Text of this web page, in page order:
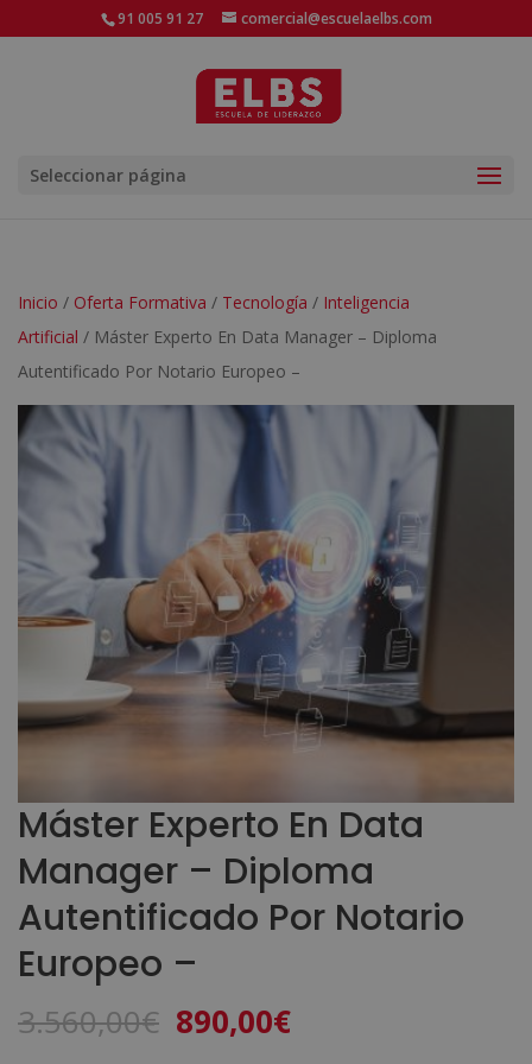
91 005 91 27 comercial@escuelaelbs.com
Seleccionar página
Inicio / Oferta Formativa / Tecnología / Inteligencia
Artificial / Máster Experto En Data Manager – Diploma
Autentificado Por Notario Europeo –
Máster Experto En Data
Manager – Diploma
Autentificado Por Notario
Europeo –
3.560,00€ El
890,00€El